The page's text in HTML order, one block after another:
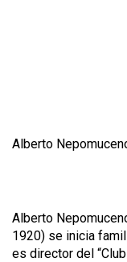
Alberto
Alberto
1920) se inicia
es director del